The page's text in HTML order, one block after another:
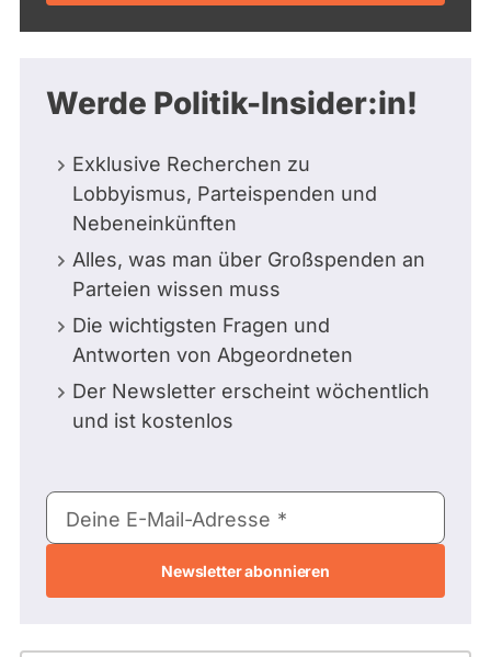
Werde Politik-Insider:in!
Exklusive Recherchen zu
Lobbyismus, Parteispenden und
Nebeneinkünften
Alles, was man über Großspenden an
Parteien wissen muss
Die wichtigsten Fragen und
Antworten von Abgeordneten
Der Newsletter erscheint wöchentlich
und ist kostenlos
E-
Mail-
Deine E-Mail-Adresse